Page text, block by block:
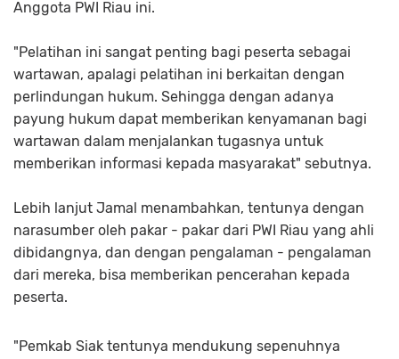
Anggota PWI Riau ini.
"Pelatihan ini sangat penting bagi peserta sebagai
wartawan, apalagi pelatihan ini berkaitan dengan
perlindungan hukum. Sehingga dengan adanya
payung hukum dapat memberikan kenyamanan bagi
wartawan dalam menjalankan tugasnya untuk
memberikan informasi kepada masyarakat" sebutnya.
Lebih lanjut Jamal menambahkan, tentunya dengan
narasumber oleh pakar - pakar dari PWI Riau yang ahli
dibidangnya, dan dengan pengalaman - pengalaman
dari mereka, bisa memberikan pencerahan kepada
peserta.
"Pemkab Siak tentunya mendukung sepenuhnya